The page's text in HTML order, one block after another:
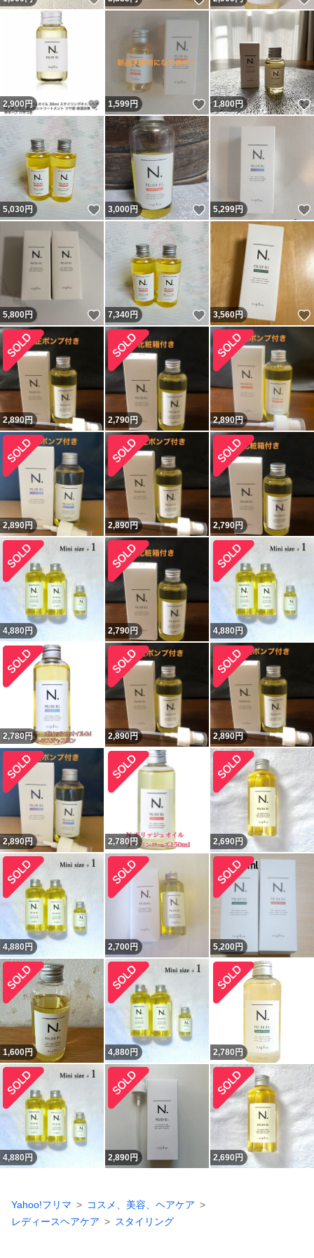
2,900円 いいね！
1,599円 いいね！
1,800円
5,030円 いいね！
3,000円 いいね！
5,299円
5,800円 いいね！
7,340円 いいね！
3,560円
2,890円 2,790円 2,890円
2,890円 2,890円 2,790円
4,880円 2,790円 4,880円
2,780円 2,890円 2,890円
2,890円 2,780円 2,690円
4,880円 2,700円 5,200円
1,600円 4,880円 2,780 円
4,880円 2,890円 2,690円
Yahoo!フリマ
コスメ、美容、ヘアケア
レディースヘアケア
スタイリング